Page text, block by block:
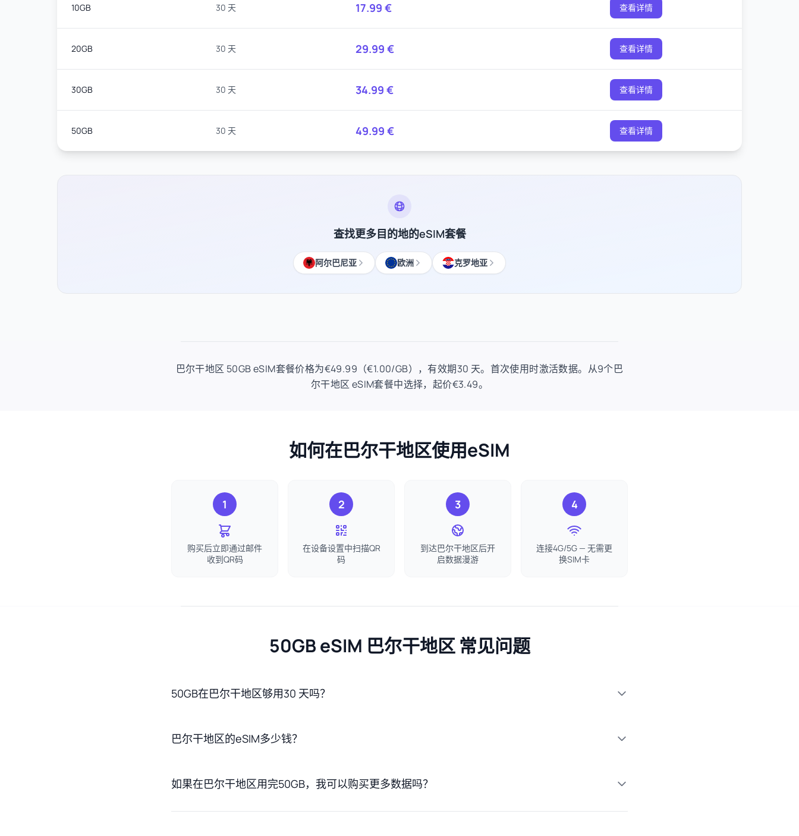
10GB 30 天 17.99 € 查看详情
20GB 30 天 29.99 € 查看详情
30GB 30 天 34.99 € 查看详情
50GB 30 天 49.99 € 查看详情
查找更多目的地的eSIM套餐
阿尔巴尼亚 欧洲 克罗地亚
巴尔干地区 50GB eSIM套餐价格为€49.99（€1.00/GB），有效期30 天。首次使用时激活数据。从9个巴
尔干地区 eSIM套餐中选择，起价€3.49。
如何在巴尔干地区使用eSIM
1
购买后立即通过邮件
收到QR码
2
在设备设置中扫描QR
码
3
到达巴尔干地区后开
启数据漫游
4
连接4G/5G — 无需更
换SIM卡
50GB eSIM 巴尔干地区 常见问题
50GB在巴尔干地区够用30 天吗？
巴尔干地区的eSIM多少钱？
如果在巴尔干地区用完50GB，我可以购买更多数据吗？